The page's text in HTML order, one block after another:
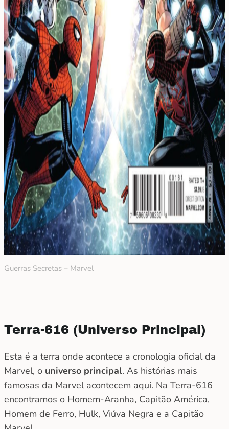
Guerras Secretas – Marvel
Terra-616 (Universo Principal)
Esta é a terra onde acontece a cronologia oficial da
Marvel, o universo principal. As histórias mais
famosas da Marvel acontecem aqui. Na Terra-616
encontramos o Homem-Aranha, Capitão América,
Homem de Ferro, Hulk, Viúva Negra e a Capitão